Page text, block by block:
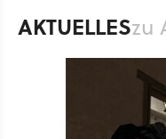
America's Army
Shooter
AKTUELLESzu